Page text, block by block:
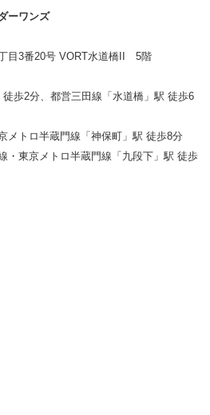
ーワンズ
目3番20号 VORT水道橋II 5階
歩2分、都営三田線「水道橋」駅 徒歩6
メトロ半蔵門線「神保町」駅 徒歩8分
・東京メトロ半蔵門線「九段下」駅 徒歩